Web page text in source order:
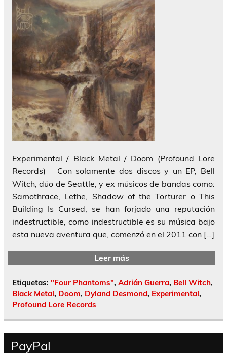
Experimental / Black Metal / Doom (Profound Lore
Records) Con solamente dos discos y un EP, Bell
Witch, dúo de Seattle, y ex músicos de bandas como:
Samothrace, Lethe, Shadow of the Torturer o This
Building Is Cursed, se han forjado una reputación
indestructible, como indestructible es su música bajo
esta nueva aventura que, comenzó en el 2011 con […]
Leer más
Etiquetas: "Four Phantoms", Adrián Guerra, Bell Witch,
Black Metal, Doom, Dyland Desmond, Experimental,
Profound Lore Records
PayPal